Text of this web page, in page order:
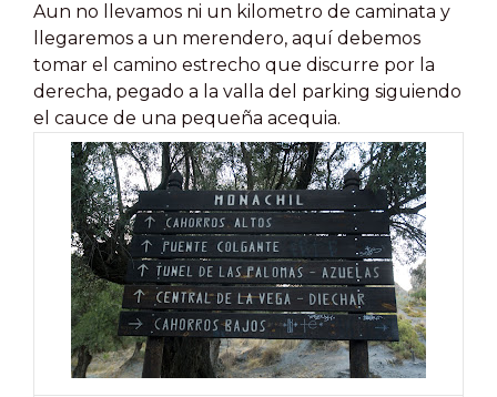
Aun no llevamos ni un kilometro de caminata y
llegaremos a un merendero, aquí debemos
tomar el camino estrecho que discurre por la
derecha, pegado a la valla del parking siguiendo
el cauce de una pequeña acequia.